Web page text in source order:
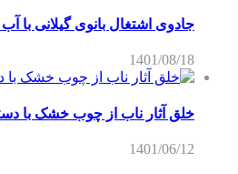
جادوی اشتغال بانوی گیلانی با
1401/08/18
خلق آثار ناب از چوب خشک با
1401/06/12